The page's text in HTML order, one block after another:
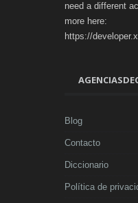
need a different
more here:
https://
Blog
Contacto
Diccionario
Política de